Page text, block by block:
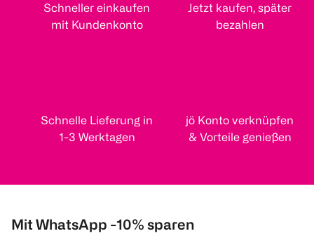
Schneller einkaufen
mit Kundenkonto
Jetzt kaufen, später
bezahlen
Schnelle Lieferung in
1-3 Werktagen
jö Konto verknüpfen
& Vorteile genießen
Mit WhatsApp -10% sparen